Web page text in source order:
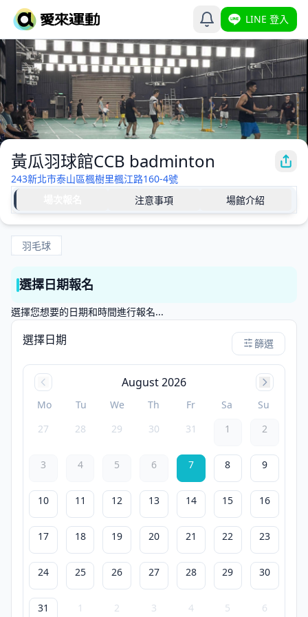
LINE 登入
黃瓜羽球館CCB badminton
243新北市泰山區楓樹里楓江路160-4號
注意事項 場館介紹
羽毛球
選擇日期報名
選擇您想要的日期和時間進行報名...
選擇日期 篩選
August 2026
Mo Tu We Th Fr Sa
Su
27
28 29 30 31 1 2
3 4 5 6 7 8 9
10 11 12 13 14 15 16
17 18 19 20 21 22 23
24 25 26 27 28 29 30
31 1 2 3 4 5 6